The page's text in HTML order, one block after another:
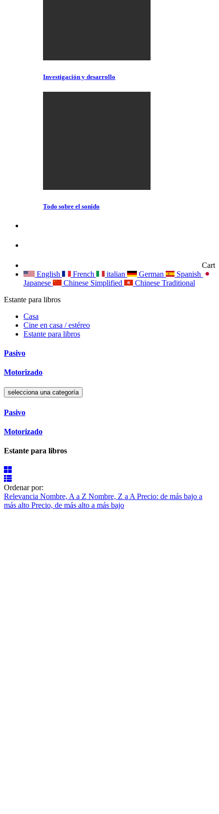
Investigación y desarrollo
Todo sobre el sonido
Cart
English
French italian German
Spanish
Japanese
Chinese Simplified
Chinese Traditional
Estante para libros
Casa
Cine en casa / estéreo
Estante para libros
Pasivo
Motorizado
selecciona una categoría
Pasivo
Motorizado
Estante para libros
Ordenar por:
Relevancia Nombre, A a Z Nombre, Z a APrecio: de más bajo a
más alto Precio, de más alto a más bajo